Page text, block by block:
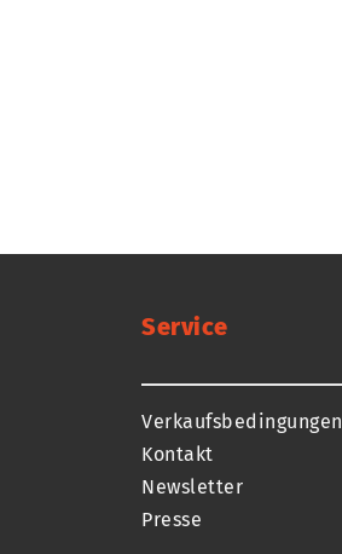
Service
Verkaufsbedingungen
Kontakt
Newsletter
Presse